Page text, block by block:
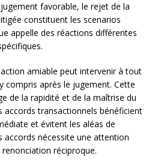
favorable, le rejet de la
constituent les scenarios
appelle des réactions différentes
amiable peut intervenir à tout
compris après le jugement. Cette
de la rapidité et de la maîtrise du
accords transactionnels bénéficient
et évitent les aléas de
accords nécessite une attention
réciproque.